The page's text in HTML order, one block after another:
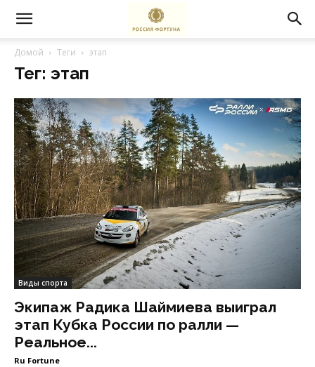
Домой Теги этап
Тег: этап
Виды спорта
Экипаж Радика Шаймиева выиграл
этап Кубка России по ралли —
Реальное...
Ru Fortune